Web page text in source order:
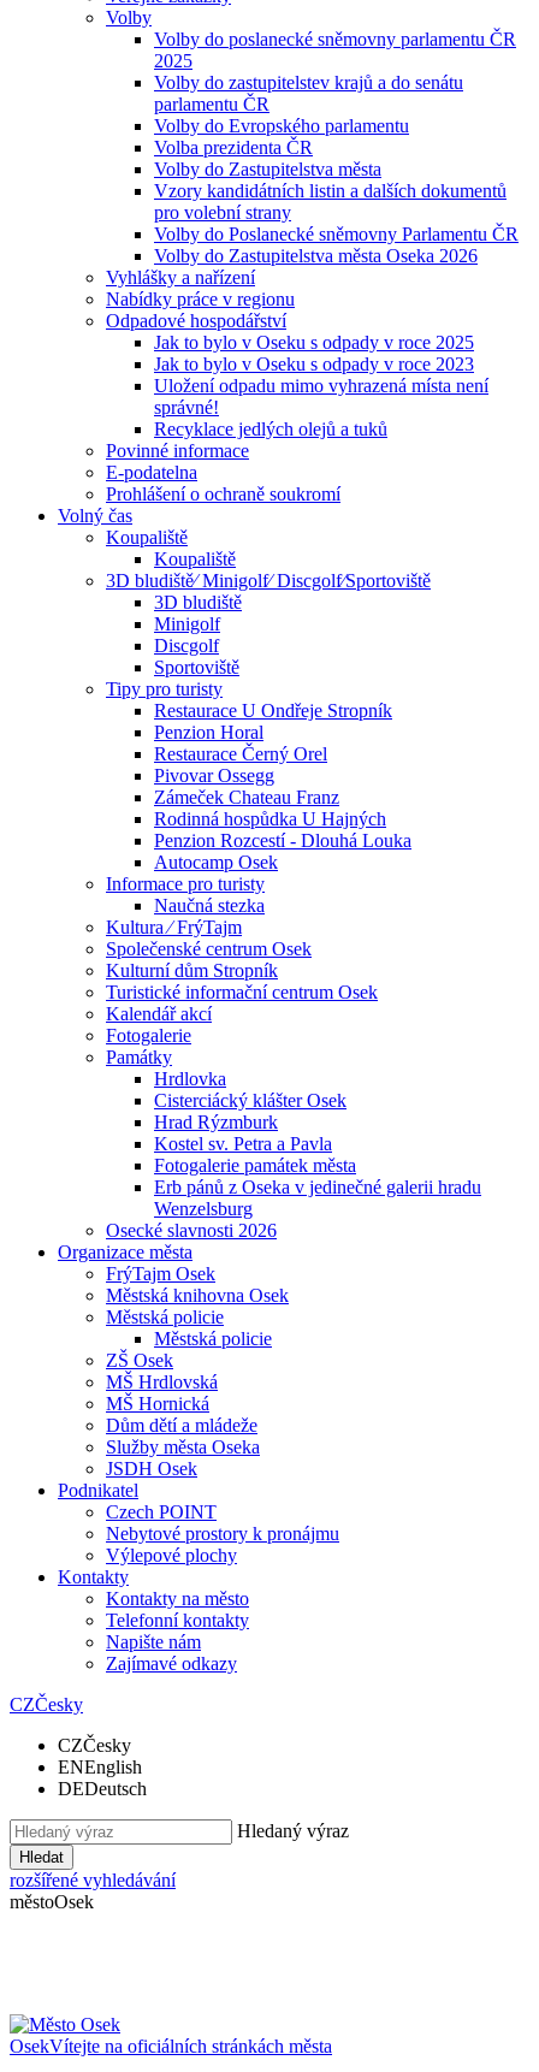
Volby
Volby do poslanecké sněmovny parlamentu ČR
2025
Volby do zastupitelstev krajů a do senátu
parlamentu ČR
Volby do Evropského parlamentu
Volba prezidenta ČR
Volby do Zastupitelstva města
Vzory kandidátních listin a dalších dokumentů
pro volební strany
Volby do Poslanecké sněmovny Parlamentu ČR
Volby do Zastupitelstva města Oseka 2026
Vyhlášky a nařízení
Nabídky práce v regionu
Odpadové hospodářství
Jak to bylo v Oseku s odpady v roce 2025
Jak to bylo v Oseku s odpady v roce 2023
Uložení odpadu mimo vyhrazená místa není
správné!
Recyklace jedlých olejů a tuků
Povinné informace
E-podatelna
Prohlášení o ochraně soukromí
Volný čas
Koupaliště
Koupaliště
3D bludiště⁄ Minigolf⁄ Discgolf⁄Sportoviště
3D bludiště
Minigolf
Discgolf
Sportoviště
Tipy pro turisty
Restaurace U Ondřeje Stropník
Penzion Horal
Restaurace Černý Orel
Pivovar Ossegg
Zámeček Chateau Franz
Rodinná hospůdka U Hajných
Penzion Rozcestí - Dlouhá Louka
Autocamp Osek
Informace pro turisty
Naučná stezka
Kultura ⁄ FrýTajm
Společenské centrum Osek
Kulturní dům Stropník
Turistické informační centrum Osek
Kalendář akcí
Fotogalerie
Památky
Hrdlovka
Cisterciácký klášter Osek
Hrad Rýzmburk
Kostel sv. Petra a Pavla
Fotogalerie památek města
Erb pánů z Oseka v jedinečné galerii hradu
Wenzelsburg
Osecké slavnosti 2026
Organizace města
FrýTajm Osek
Městská knihovna Osek
Městská policie
Městská policie
ZŠ Osek
MŠ Hrdlovská
MŠ Hornická
Dům dětí a mládeže
Služby města Oseka
JSDH Osek
Podnikatel
Czech POINT
Nebytové prostory k pronájmu
Výlepové plochy
Kontakty
Kontakty na město
Telefonní kontakty
Napište nám
Zajímavé odkazy
CZČesky
CZČesky
ENEnglish
DEDeutsch
Hledaný výraz
Hledat
rozšířené vyhledávání
městoOsek
OsekVítejte na oficiálních stránkách města